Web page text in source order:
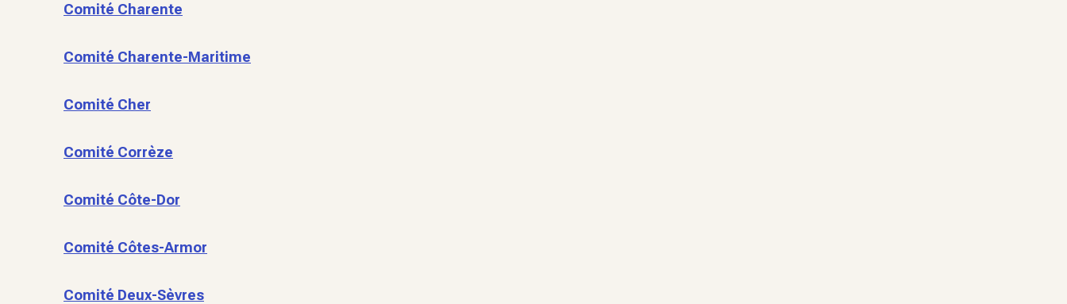
Comité Charente
Comité Charente-Maritime
Comité Cher
Comité Corrèze
Comité Côte-Dor
Comité Côtes-Armor
Comité Deux-Sèvres